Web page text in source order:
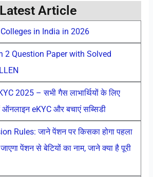
Latest Article
in India in 2026
2 Question Paper with Solved
2025 – सभी गैस लाभार्थियों के लिए
eKYC और बचाएं सब्सिडी
Rules: जाने पेंशन पर किसका होगा पहला
पेंशन से बेटियों का नाम, जाने क्या है पूरी